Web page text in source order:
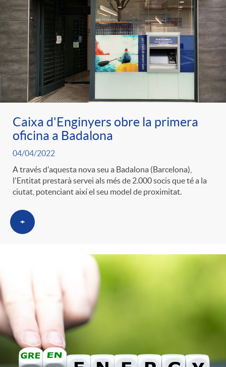
Caixa d'Enginyers obre la primera
oficina a Badalona
04/04/2022
A través d'aquesta nova seu a Badalona (Barcelona),
l'Entitat prestarà servei als més de 2.000 socis que té a la
ciutat, potenciant així el seu model de proximitat.
+